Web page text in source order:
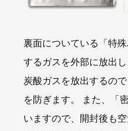
裏面についている「特
するガスを外部に放出
炭酸ガスを放出するの
を防ぎます。 また、「
いますので、開封後も